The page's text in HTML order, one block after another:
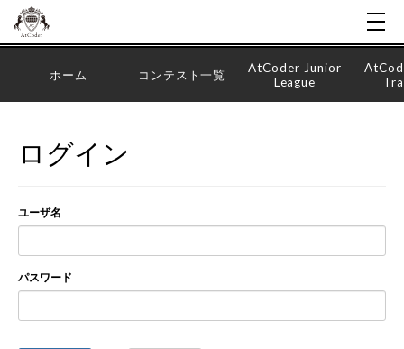
ホーム コンテスト一覧
AtCoder Junior
League
ログイン
ユーザ名
パスワード